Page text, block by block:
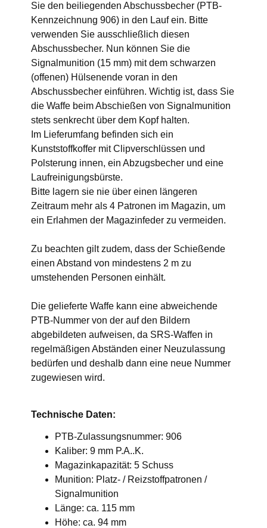
Sie den beiliegenden Abschussbecher (PTB-
Kennzeichnung 906) in den Lauf ein. Bitte
verwenden Sie ausschließlich diesen
Abschussbecher. Nun können Sie die
Signalmunition (15 mm) mit dem schwarzen
(offenen) Hülsenende voran in den
Abschussbecher einführen. Wichtig ist, dass Sie
die Waffe beim Abschießen von Signalmunition
stets senkrecht über dem Kopf halten.
Im Lieferumfang befinden sich ein
Kunststoffkoffer mit Clipverschlüssen und
Polsterung innen, ein Abzugsbecher und eine
Laufreinigungsbürste.
Bitte lagern sie nie über einen längeren
Zeitraum mehr als 4 Patronen im Magazin, um
ein Erlahmen der Magazinfeder zu vermeiden.
Zu beachten gilt zudem, dass der Schießende
einen Abstand von mindestens 2 m zu
umstehenden Personen einhält.
Die gelieferte Waffe kann eine abweichende
PTB-Nummer von der auf den Bildern
abgebildeten aufweisen, da SRS-Waffen in
regelmäßigen Abständen einer Neuzulassung
bedürfen und deshalb dann eine neue Nummer
zugewiesen wird.
Technische Daten:
PTB-Zulassungsnummer: 906
Kaliber: 9 mm P.A..K.
Magazinkapazität: 5 Schuss
Munition: Platz- / Reizstoffpatronen /
Signalmunition
Länge: ca. 115 mm
Höhe: ca. 94 mm